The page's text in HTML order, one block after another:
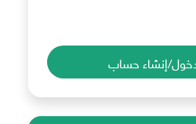
إنشاء حساب